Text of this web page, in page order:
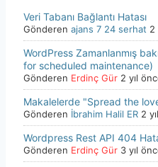
Veri Tabanı Bağlantı Hatası
Gönderen ajans 7 24 serhat 2
WordPress Zamanlanmış
for scheduled maintenance)
Gönderen Erdinç Gür 2 yıl
Makalelerde "Spread the
Gönderen İbrahim Halil ER 2
Wordpress Rest API 404
Gönderen Erdinç Gür 3 yıl